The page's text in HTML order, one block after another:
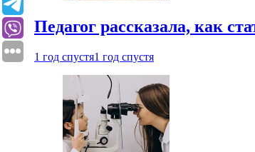
Педагог рассказала, как
1 год спустя1 год спустя